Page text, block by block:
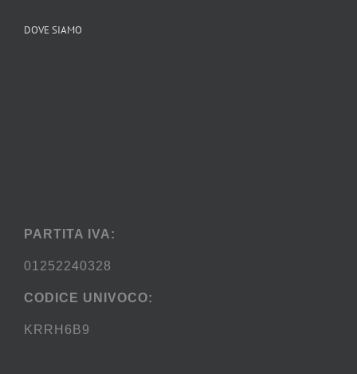
DOVE SIAMO
PARTITA IVA:
01252240328
CODICE UNIVOCO:
KRRH6B9